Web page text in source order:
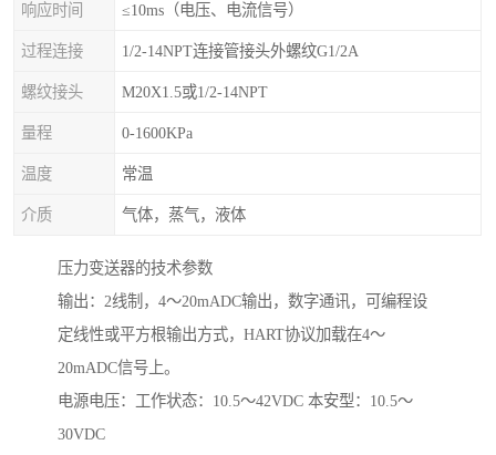
响应时间 ≤10ms（电压、电流信号）
过程连接 1/2-14NPT连接管接头外螺纹G1/2A
螺纹接头 M20X1.5或1/2-14NPT
量程 0-1600KPa
温度 常温
介质 气体，蒸气，液体
压力变送器的技术参数
输出：2线制，4～20mADC输出，数字通讯，可编程设
定线性或平方根输出方式，HART协议加载在4～
20mADC信号上。
电源电压：工作状态：10.5～42VDC 本安型：10.5～
30VDC